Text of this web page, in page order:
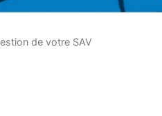
de votre SAV